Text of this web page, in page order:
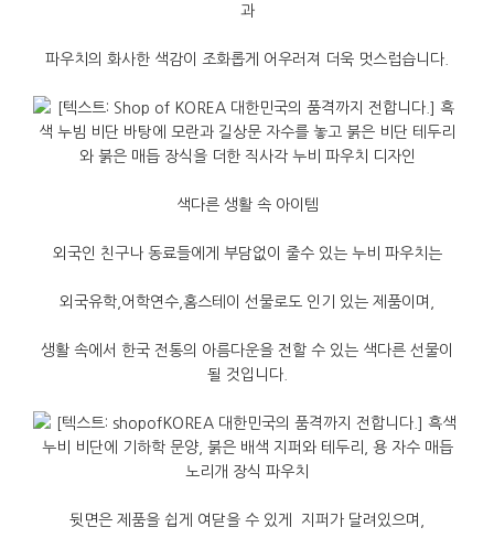
과
파우치의 화사한 색감이 조화롭게 어우러져 더욱 멋스럽습니다
색다른 생활 속 아이템
외국인 친구나 동료들에게 부담없이 줄수 있는 누비 파우치는
외국유학 어학연수 홈스테이 선물로도 인기 있는 제품이며
생활 속에서 한국 전통의 아름다운을 전할 수 있는 색다른 선물이
될 것입니다.
뒷면은 제품을 쉽게 여닫을 수 있게 지퍼가 달려있으며